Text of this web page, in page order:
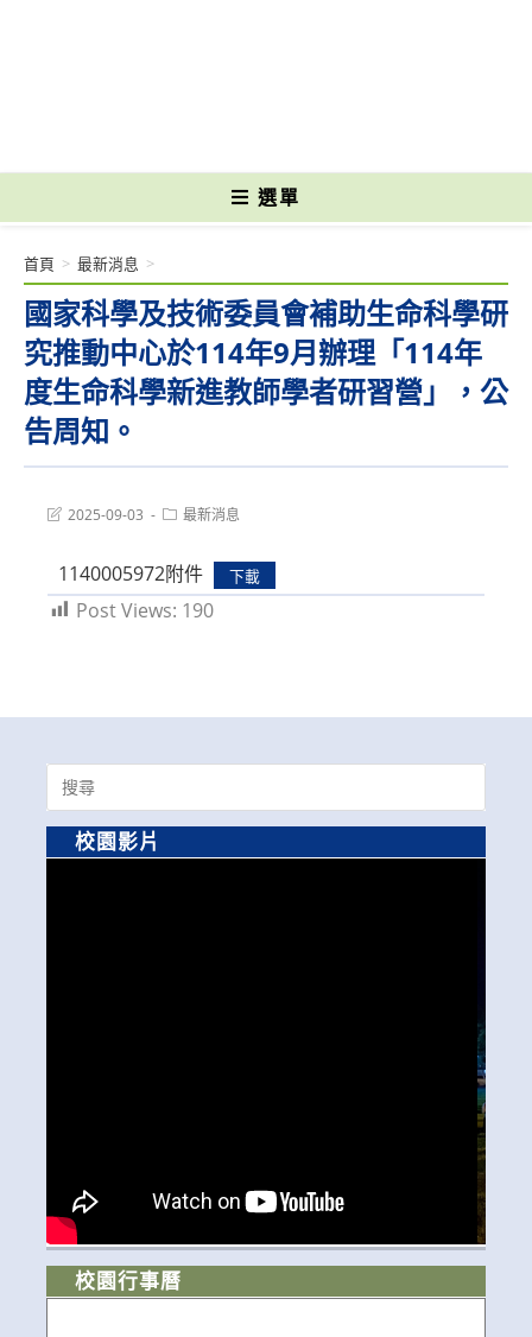
選單
國家科學及技術委員會補助生命科學研
究推動中心於114年9月辦理「114年
度生命科學新進教師學者研習營」，公
告周知。
首頁 > 最新消息 >
Post2025-09-03
Post最新消息
1140005972附件 下載
Post Views: 190
Search
for:
校園影片
校園行事曆